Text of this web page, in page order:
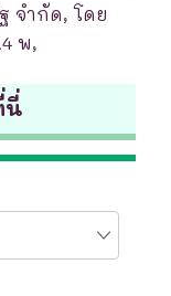
จำกัด, โดย
พ,
นี่